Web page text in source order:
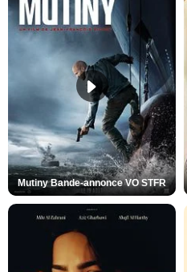
Mutiny Bande-annonce VO STFR